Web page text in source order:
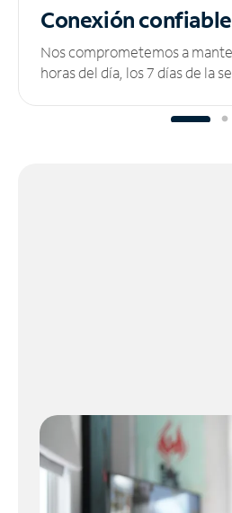
Conexión confiable
Nos comprometemos a
horas del día, los 7 días de la